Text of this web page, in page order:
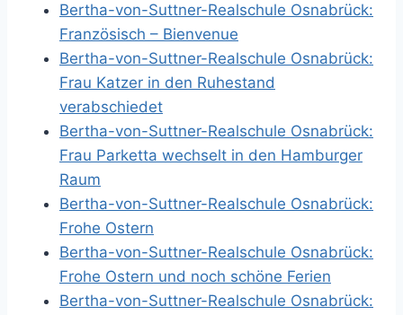
Bertha-von-Suttner-Realschule Osnabrück:
Französisch – Bienvenue
Bertha-von-Suttner-Realschule Osnabrück:
Frau Katzer in den Ruhestand
verabschiedet
Bertha-von-Suttner-Realschule Osnabrück:
Frau Parketta wechselt in den Hamburger
Raum
Bertha-von-Suttner-Realschule Osnabrück:
Frohe Ostern
Bertha-von-Suttner-Realschule Osnabrück:
Frohe Ostern und noch schöne Ferien
Bertha-von-Suttner-Realschule Osnabrück: